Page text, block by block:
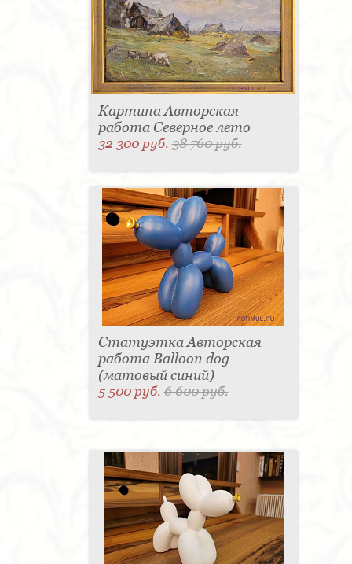
Картина Авторская
работа Северное лето
32 300 руб.38 760 руб.
Статуэтка Авторская
работа Balloon dog
(матовый синий)
5 500 руб.6 600 руб.